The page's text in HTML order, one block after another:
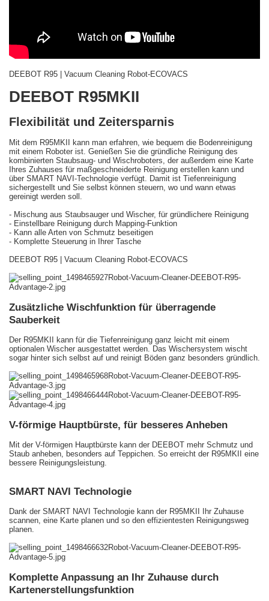
DEEBOT R95 | Vacuum Cleaning Robot-ECOVACS
DEEBOT R95MKII
Flexibilität und Zeitersparnis
Mit dem R95MKII kann man erfahren, wie bequem die Bodenreinigung
mit einem Roboter ist. Genießen Sie die gründliche Reinigung des
kombinierten Staubsaug- und Wischroboters, der außerdem eine Karte
Ihres Zuhauses für maßgeschneiderte Reinigung erstellen kann und
über SMART NAVI-Technologie verfügt. Damit ist Tiefenreinigung
sichergestellt und Sie selbst können steuern, wo und wann etwas
gereinigt werden soll.
- Mischung aus Staubsauger und Wischer, für gründlichere Reinigung
- Einstellbare Reinigung durch Mapping-Funktion
- Kann alle Arten von Schmutz beseitigen
- Komplette Steuerung in Ihrer Tasche
DEEBOT R95 | Vacuum Cleaning Robot-ECOVACS
Zusätzliche Wischfunktion für überragende
Sauberkeit
Der R95MKII kann für die Tiefenreinigung ganz leicht mit einem
optionalen Wischer ausgestattet werden. Das Wischersystem wischt
sogar hinter sich selbst auf und reinigt Böden ganz besonders gründlich.
V-förmige Hauptbürste, für besseres Anheben
Mit der V-förmigen Hauptbürste kann der DEEBOT mehr Schmutz und
Staub anheben, besonders auf Teppichen. So erreicht der R95MKII eine
bessere Reinigungsleistung.
SMART NAVI Technologie
Dank der SMART NAVI Technologie kann der R95MKII Ihr Zuhause
scannen, eine Karte planen und so den effizientesten Reinigungsweg
planen.
Komplette Anpassung an Ihr Zuhause durch
Kartenerstellungsfunktion